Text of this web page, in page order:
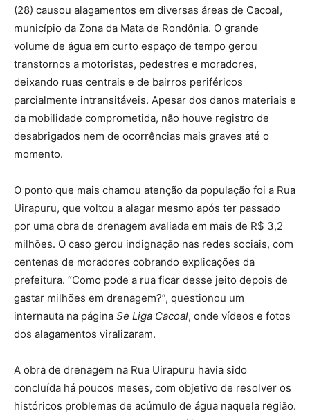
(28) causou alagamentos em diversas áreas de Cacoal,
município da Zona da Mata de Rondônia. O grande
volume de água em curto espaço de tempo gerou
transtornos a motoristas, pedestres e moradores,
deixando ruas centrais e de bairros periféricos
parcialmente intransitáveis. Apesar dos danos materiais e
da mobilidade comprometida, não houve registro de
desabrigados nem de ocorrências mais graves até o
momento.
O ponto que mais chamou atenção da população foi a Rua
Uirapuru, que voltou a alagar mesmo após ter passado
por uma obra de drenagem avaliada em mais de R$ 3,2
milhões. O caso gerou indignação nas redes sociais, com
centenas de moradores cobrando explicações da
prefeitura. “Como pode a rua ficar desse jeito depois de
gastar milhões em drenagem?”, questionou um
internauta na página Se Liga Cacoal, onde vídeos e fotos
dos alagamentos viralizaram.
A obra de drenagem na Rua Uirapuru havia sido
concluída há poucos meses, com objetivo de resolver os
históricos problemas de acúmulo de água naquela região.